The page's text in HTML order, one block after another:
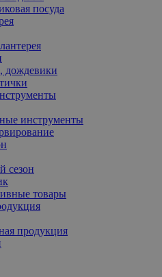
посуда
дождевики
инструменты
сезон
товары
продукция